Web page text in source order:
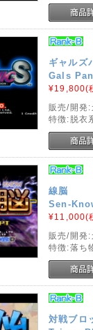
ギャルズ
Gals
¥19,800(
販売/開発:
特徴:脱衣
線脳
Sen-
¥11,000(
販売/開発:
特徴:落ち
対戦ブロ